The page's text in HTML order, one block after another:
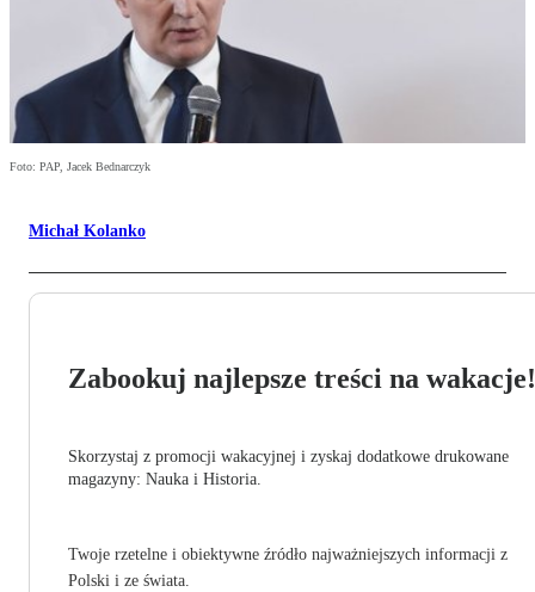
Foto: PAP, Jacek Bednarczyk
Michał Kolanko
Zabookuj najlepsze treści na wakacje!
Skorzystaj z promocji wakacyjnej i zyskaj dodatkowe drukowane
magazyny: Nauka i Historia.
Twoje rzetelne i obiektywne źródło najważniejszych informacji z
Polski i ze świata.